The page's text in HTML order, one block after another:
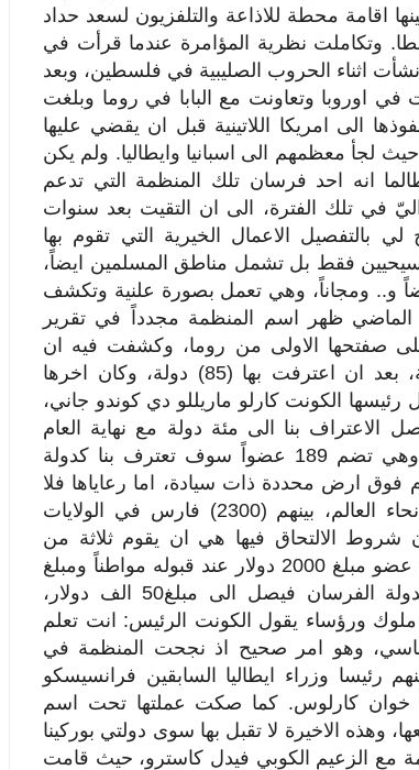
اقامة محطة للاذاعة والتلفزيون لسعد حداد
وتكاملت نظرية المؤامرة عندما قرأت في
اثناء الحروب الصليبية في فلسطين، وبعد
في اوروبا وتعاونت مع البابا في روما وبلغت
الى امريكا اللاتينية قبل ان يقضي عليها
لجأ معظمهم الى اسبانيا وايطاليا. ولم يكن
انه احد فرسان تلك المنظمة التي تدعم
في تلك الفترة، الى ان التقيت بعد سنوات
الاعمال الخيرية التي تقوم بها
فقط بل تشمل مناطق المسلمين ايضاً،
و.. ومجاناً، وهي تعمل بصورة علنية وتكشف
الماضي ظهر اسم المنظمة مجدداً في تقرير
صفتحها الاولى من روما، وكشفت فيه ان
المنظمة تطمح ان تتحول، وخلال عامين، الى دولة، بعد ان اعترفت بها (85) دولة، وكان اخرها
الكونت كارلو ماريللو دي كوندو جاني،
بنا الى مئة دولة مع نهاية العام
المقبل، وعندئذ فإن الجمعية العامة للامم المتحدة وهي تضم 189 عضواً سوف تعترف بنا كدولة
فوق ارض محددة ذات سيادة، اما رعاياها فلا
يزيد عددهم على (12) الف فارس يتوزعون في انحاء العالم، بينهم (2300) فارس في الولايات
شروط الالتحاق فيها هي ان يقوم ثلاثة من
الاعضاء القدامى بتزكية العضو الجديد، وان يدفع كل عضو مبلغ 2000 دولار عند قبوله مواطناً ومبلغ
1250 دولاراً رسماً سنوياً، اما ثمن جواز السفر لدولة الفرسان فيصل الى مبلغ50 الف دولار،
ورؤساء يقول الكونت الرئيس: انت تعلم
وهو امر صحيح اذ نجحت المنظمة في
رئيسا وزراء ايطاليا السابقين فرانسيسكو
خوان كارلوس. كما صكت عملتها تحت اسم
طوابعها، وهذه الاخيرة لا تقبل بها سوى دولتي بوركينا
مع الزعيم الكوبي فيدل كاسترو، حيث قامت